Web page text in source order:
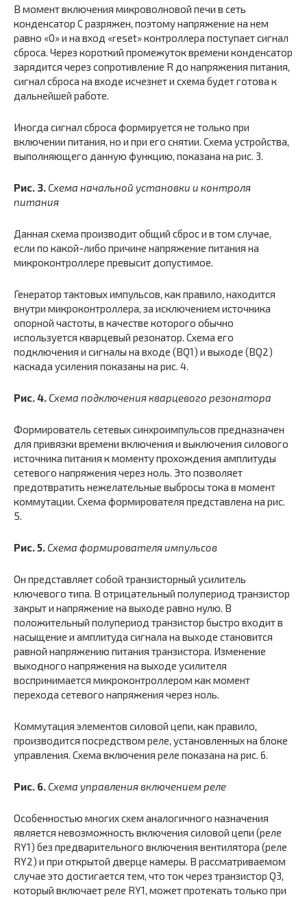
В момент включения микроволновой печи в сеть
конденсатор С разряжен, поэтому напряжение на нем
равно «0» и на вход «reset» контроллера поступает сигнал
сброса. Через короткий промежуток времени конденсатор
зарядится через сопротивление R до напряжения питания,
сигнал сброса на входе исчезнет и схема будет готова к
дальнейшей работе.
Иногда сигнал сброса формируется не только при
включении питания, но и при его снятии. Схема устройства,
выполняющего данную функцию, показана на рис. 3.
Рис. 3. Схема начальной установки и контроля
питания
Данная схема производит общий сброс и в том случае,
если по какой-либо причине напряжение питания на
микроконтроллере превысит допустимое.
Генератор тактовых импульсов, как правило, находится
внутри микроконтроллера, за исключением источника
опорной частоты, в качестве которого обычно
используется кварцевый резонатор. Схема его
подключения и сигналы на входе (BQ1) и выходе (BQ2)
каскада усиления показаны на рис. 4.
Рис. 4. Схема подключения кварцевого резонатора
Формирователь сетевых синхроимпульсов предназначен
для привязки времени включения и выключения силового
источника питания к моменту прохождения амплитуды
сетевого напряжения через ноль. Это позволяет
предотвратить нежелательные выбросы тока в момент
коммутации. Схема формирователя представлена на рис.
5.
Рис. 5. Схема формирователя импульсов
Он представляет собой транзисторный усилитель
ключевого типа. В отрицательный полупериод транзистор
закрыт и напряжение на выходе равно нулю. В
положительный полупериод транзистор быстро входит в
насыщение и амплитуда сигнала на выходе становится
равной напряжению питания транзистора. Изменение
выходного напряжения на выходе усилителя
воспринимается микроконтроллером как момент
перехода сетевого напряжения через ноль.
Коммутация элементов силовой цепи, как правило,
производится посредством реле, установленных на блоке
управления. Схема включения реле показана на рис. 6.
Рис. 6. Схема управления включением реле
Особенностью многих схем аналогичного назначения
является невозможность включения силовой цепи (реле
RY1) без предварительного включения вентилятора (реле
RY2) и при открытой дверце камеры. В рассматриваемом
случае это достигается тем, что ток через транзистор Q3,
который включает реле RY1, может протекать только при